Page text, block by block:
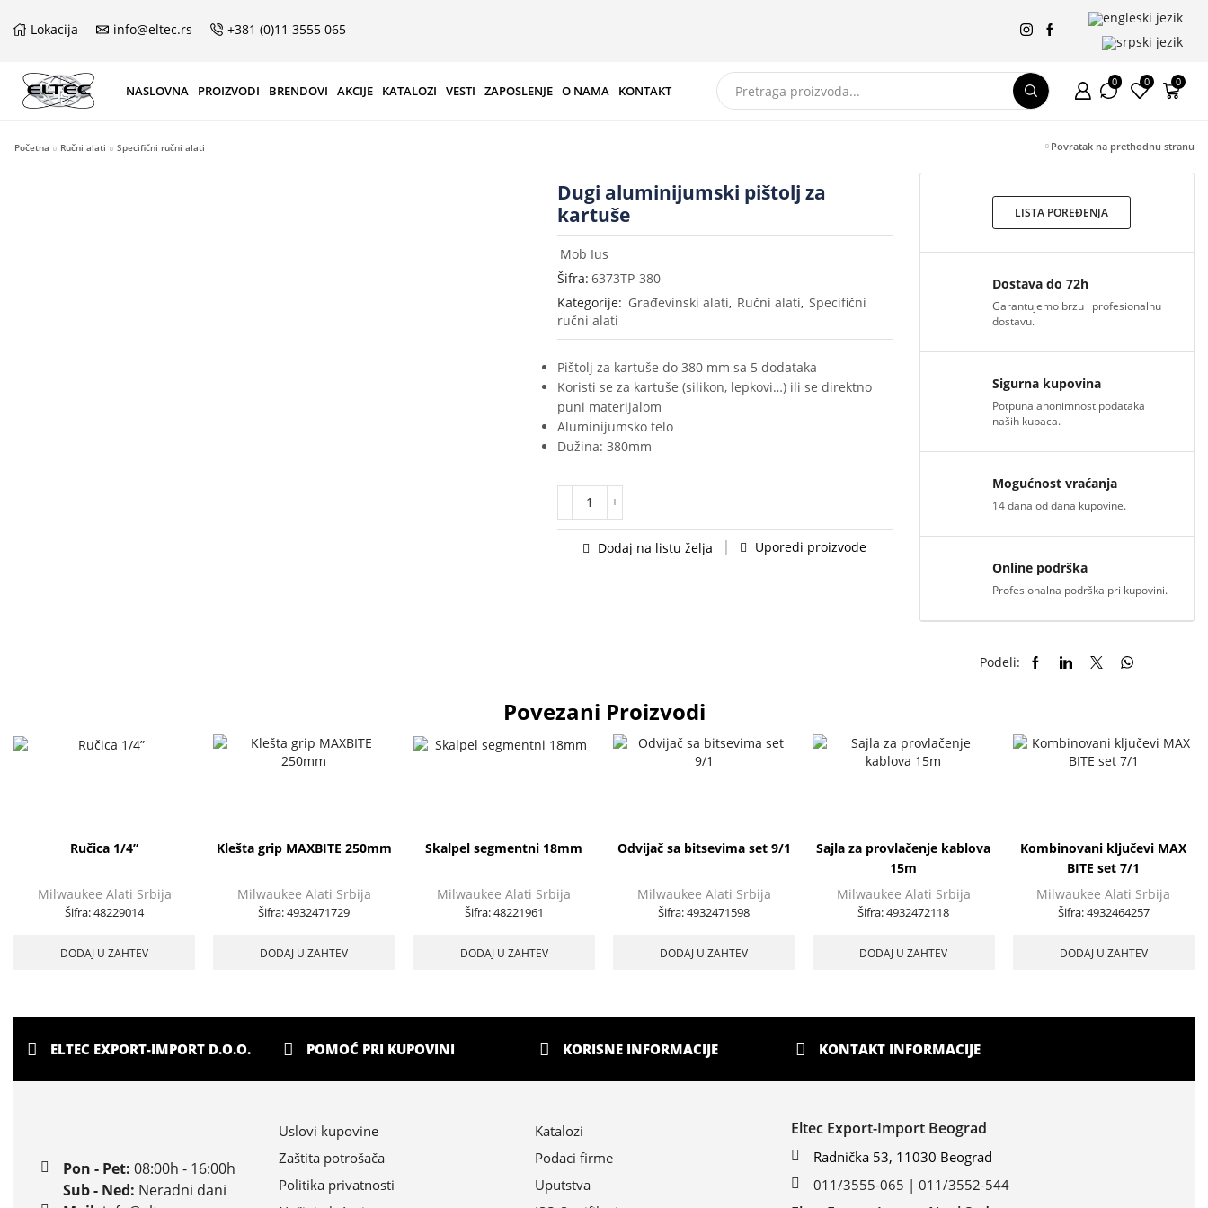
Lokacija info@eltec.rs +381 (0)11 3555 065
NASLOVNA PROIZVODI BRENDOVI AKCIJE KATALOZI VESTI ZAPOSLENJE O NAMA KONTAKT
0 0 0
Početna Ručni alati Specifični ručni alati Povratak na prethodnu stranu
Dugi aluminijumski pištolj za
kartuše
Mob Ius
Šifra: 6373TP-380
Kategorije: Građevinski alati, Ručni alati, Specifični
ručni alati
Pištolj za kartuše do 380 mm sa 5 dodataka
Koristi se za kartuše (silikon, lepkovi…) ili se direktno
puni materijalom
Aluminijumsko telo
Dužina: 380mm
Dodaj na listu želja Uporedi proizvode
LISTA POREĐENJA
Dostava do 72h
Garantujemo brzu i profesionalnu
dostavu.
Sigurna kupovina
Potpuna anonimnost podataka
naših kupaca.
Mogućnost vraćanja
14 dana od dana kupovine.
Online podrška
Profesionalna podrška pri kupovini.
Podeli:
Povezani Proizvodi
Ručica 1/4”
Milwaukee Alati Srbija
Šifra:48229014
DODAJ U ZAHTEV
Klešta grip MAXBITE 250mm
Milwaukee Alati Srbija
Šifra:4932471729
DODAJ U ZAHTEV
Skalpel segmentni 18mm
Milwaukee Alati Srbija
Šifra:48221961
DODAJ U ZAHTEV
Odvijač sa bitsevima set 9/1
Milwaukee Alati Srbija
Šifra:4932471598
DODAJ U ZAHTEV
Sajla za provlačenje kablova
15m
Milwaukee Alati Srbija
Šifra:4932472118
DODAJ U ZAHTEV
Kombinovani ključevi MAX
BITE set 7/1
Milwaukee Alati Srbija
Šifra:4932464257
DODAJ U ZAHTEV
ELTEC EXPORT-IMPORT D.O.O. POMOĆ PRI KUPOVINI KORISNE INFORMACIJE KONTAKT INFORMACIJE
Pon - Pet: 08:00h - 16:00h
Sub - Ned: Neradni dani
Uslovi kupovine
Zaštita potrošača
Politika privatnosti
Katalozi
Podaci firme
Uputstva
Eltec Export-Import Beograd
Radnička 53, 11030 Beograd
011/3555-065 | 011/3552-544